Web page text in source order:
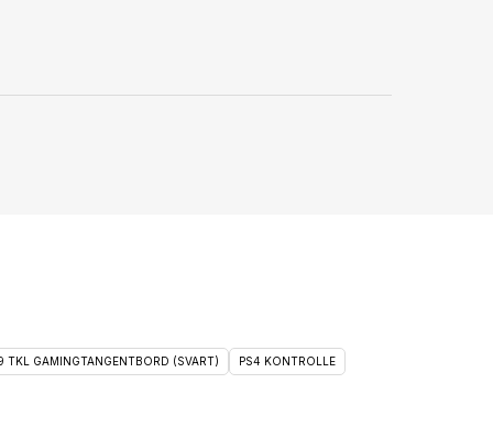
TKL GAMINGTANGENTBORD (SVART) PS4 KONTROLLE